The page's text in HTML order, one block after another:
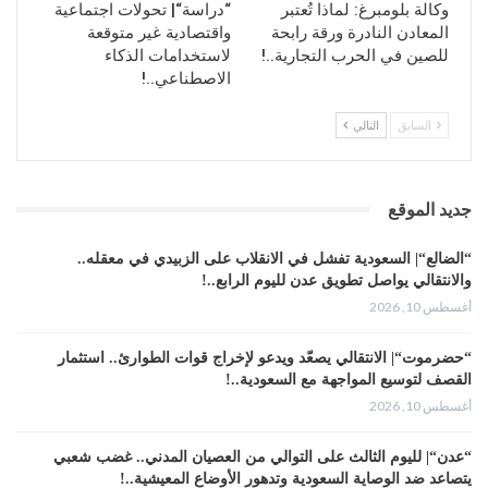
أرقام ضخمة في الربع المقبل، لكن
هناك دلائل على انتهاء فترة النمو
وتحذر الشركة مرة أخرى من خسائر
العام، ويبدو أن نمو إيراداتها قد استقر
بالرغم من ارتفاعه بشكل ملحوظ.
ويأتي الاختبار الأكبر على الطريق، حيث
قد تضطر Zoom إلى التعامل مع
العودة إلى العمل الشخصي الذي قد
يؤثر في اعتماد عملائها على مؤتمرات
الفيديو.
وكالة بلومبرغ: لماذا تُعتبر
المعادن النادرة ورقة رابحة
للصين في الحرب التجارية..!
“دراسة“| تحولات اجتماعية
واقتصادية غير متوقعة
لاستخدامات الذكاء
الاصطناعي..!
السابق التالي
جديد الموقع
“الضالع“| السعودية تفشل في الانقلاب على الزبيدي في معقله..
والانتقالي يواصل تطويق عدن لليوم الرابع..!
أغسطس 10, 2026
“حضرموت“| الانتقالي يصعّد ويدعو لإخراج قوات الطوارئ.. استثمار
القصف لتوسيع المواجهة مع السعودية..!
أغسطس 10, 2026
“عدن“| لليوم الثالث على التوالي من العصيان المدني.. غضب شعبي
يتصاعد ضد الوصاية السعودية وتدهور الأوضاع المعيشية..!